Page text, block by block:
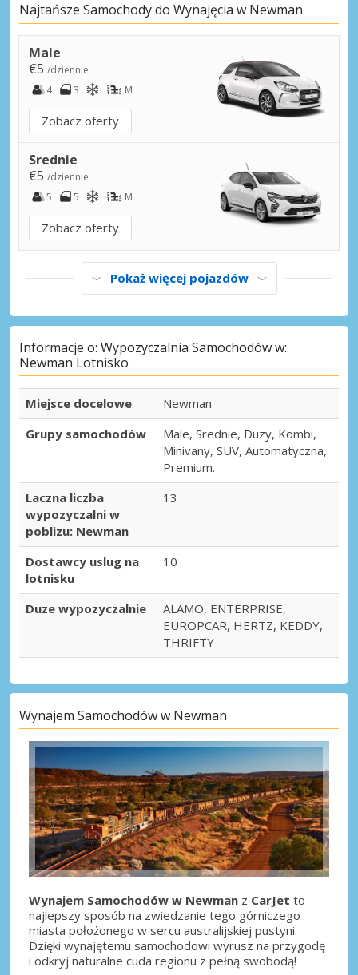
Najtańsze Samochody do Wynajęcia w Newman
Male
€5 /dziennie
4
3 M
Zobacz oferty
Srednie
€5 /dziennie
5
5 M
Zobacz oferty
Pokaż więcej pojazdów
Informacje o: Wypozyczalnia Samochodów w:
Newman Lotnisko
Miejsce docelowe
Newman
Grupy samochodów
Male, Srednie, Duzy, Kombi,
Minivany, SUV, Automatyczna,
Premium.
Laczna liczba
wypozyczalni w
poblizu: Newman
13
Dostawcy uslug na
lotnisku
10
Duze wypozyczalnie
ALAMO, ENTERPRISE,
EUROPCAR, HERTZ, KEDDY,
THRIFTY
Wynajem Samochodów w Newman
Wynajem Samochodów w Newman z CarJet to
najlepszy sposób na zwiedzanie tego górniczego
miasta położonego w sercu australijskiej pustyni.
Dzięki wynajętemu samochodowi wyrusz na przygodę
i odkryj naturalne cuda regionu z pełną swobodą!